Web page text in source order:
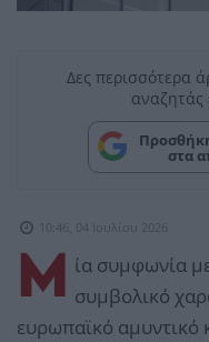
Δες περισσότερα
αναζητάς
στα
10:46, 04 Ιουλίου 2026
Μ
ία συμφωνία
συμβολικό
ευρωπαϊκό αμυντικό